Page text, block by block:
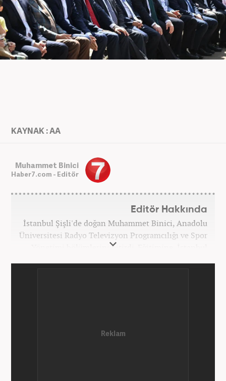
KAYNAK : AA
Muhammet Binici
Haber7.com - Editör
Editör Hakkında
İstanbul Şişli'de doğan Muhammet Binici, Anadolu
Üniversitesi Radyo Televizyon Programcılığı ve Spor
Yönetimi bölümlerini bitirdi. Eğitimine, İstanbul
'Gündem Editörü' olarak görevine devam